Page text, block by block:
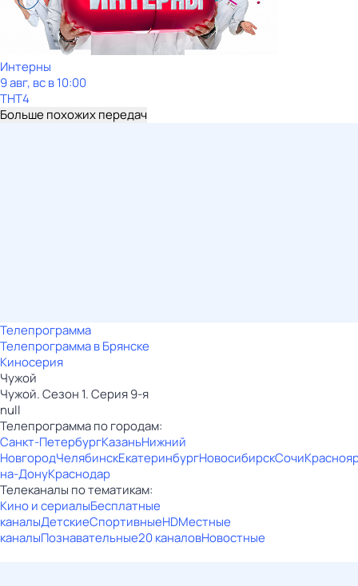
Интерны
9 авг, вс в 10:00
ТНТ4
Больше похожих передач
Телепрограмма
Телепрограмма в Брянске
Киносерия
Чужой
Чужой. Сезон 1. Серия 9-я
null
Телепрограмма по городам:
Санкт-ПетербургКазаньНижний
НовгородЧелябинскЕкатеринбургНовосибирскСочи
на-ДонуКраснодар
Телеканалы по тематикам:
Кино и сериалыБесплатные
каналыДетскиеСпортивныеHDМестные
каналыПознавательные20 каналовНовостные